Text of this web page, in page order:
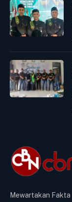
Mewartakan Fakta